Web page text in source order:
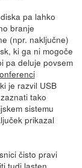
pa lahko
branje
(npr. naključne)
ki ga ni mogoče
pa deluje povsem
je razvil USB
tako
sistemu
prikazal
čisto pravi
tudi lasten